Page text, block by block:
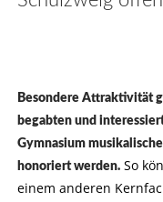
Besondere Attraktivität
begabten und
Gymnasium
honoriert werden.So
einem anderen